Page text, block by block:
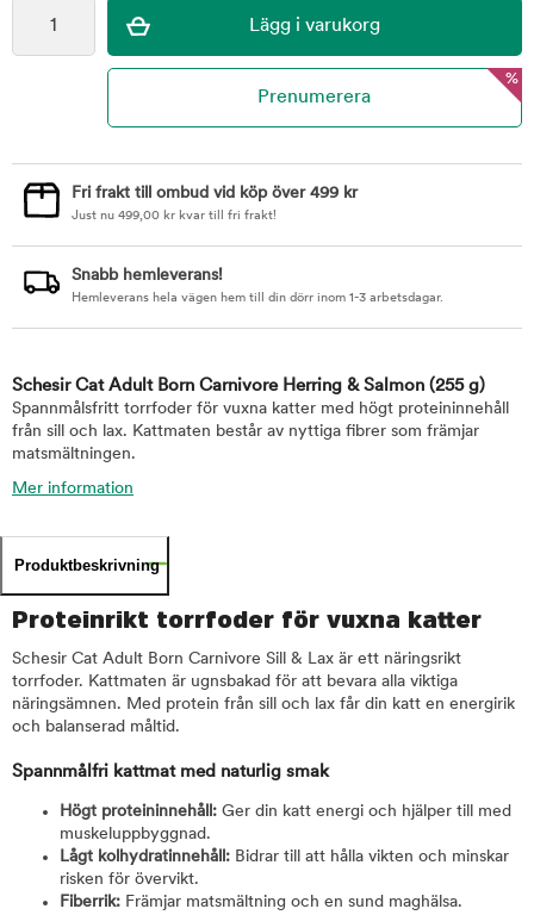
%
Fri frakt till ombud vid köp över 499 kr
Just nu 499,00 kr kvar till fri frakt!
Snabb hemleverans!
Hemleverans hela vägen hem till din dörr inom 1-3 arbetsdagar.
Schesir Cat Adult Born Carnivore Herring & Salmon (255 g)
Spannmålsfritt torrfoder för vuxna katter med högt proteininnehåll
från sill och lax. Kattmaten består av nyttiga fibrer som främjar
matsmältningen.
Mer information
Produktbeskrivning
Proteinrikt torrfoder för vuxna katter
Schesir Cat Adult Born Carnivore Sill & Lax är ett näringsrikt
torrfoder. Kattmaten är ugnsbakad för att bevara alla viktiga
näringsämnen. Med protein från sill och lax får din katt en energirik
och balanserad måltid.
Spannmålfri kattmat med naturlig smak
Högt proteininnehåll: Ger din katt energi och hjälper till med
muskeluppbyggnad.
Lågt kolhydratinnehåll: Bidrar till att hålla vikten och minskar
risken för övervikt.
Fiberrik: Främjar matsmältning och en sund maghälsa.